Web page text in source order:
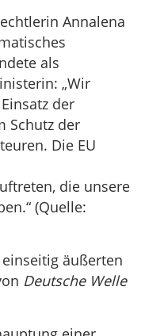
Annalena
als
„Wir
der
Schutz der
Die EU
die unsere
(Quelle:
äußerten
Deutsche Welle